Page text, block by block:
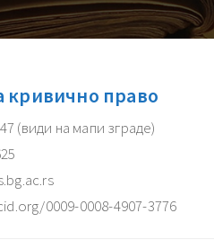
кривично право
(види на мапи зграде)
0009-0008-4907-3776